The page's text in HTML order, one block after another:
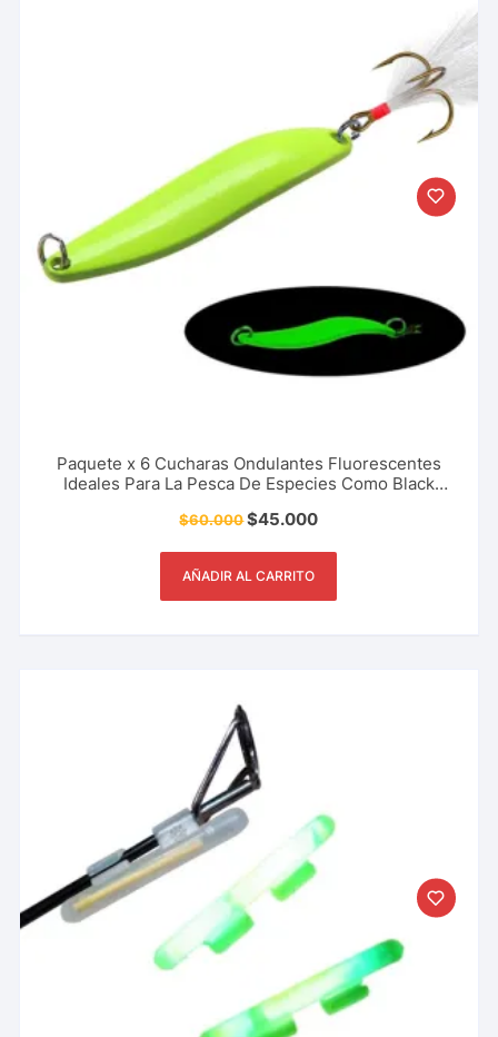
Paquete x 6 Cucharas Ondulantes Fluorescentes
Ideales Para La Pesca De Especies Como Black
$60.000$45.000
AÑADIR AL CARRITO